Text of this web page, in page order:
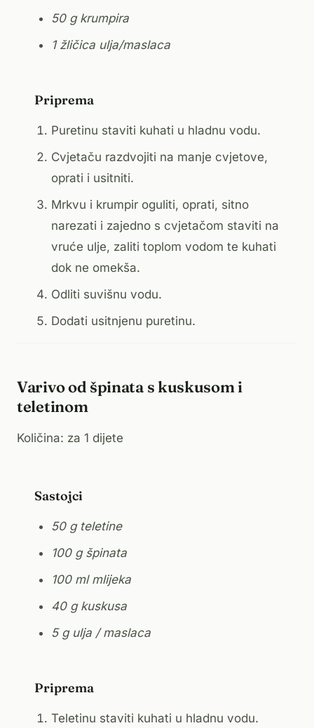
50 g krumpira
1 žličica ulja/maslaca
Priprema
Puretinu staviti kuhati u hladnu vodu.
Cvjetaču razdvojiti na manje cvjetove,
oprati i usitniti.
Mrkvu i krumpir oguliti, oprati, sitno
narezati i zajedno s cvjetačom staviti na
vruće ulje, zaliti toplom vodom te kuhati
dok ne omekša.
Odliti suvišnu vodu.
Dodati usitnjenu puretinu.
Varivo od špinata s kuskusom i
teletinom
Količina: za 1 dijete
Sastojci
50 g teletine
100 g špinata
100 ml mlijeka
40 g kuskusa
5 g ulja / maslaca
Priprema
Teletinu staviti kuhati u hladnu vodu.